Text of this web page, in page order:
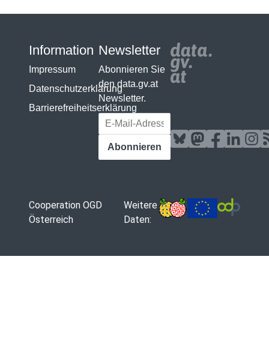
Information
Impressum
Datenschutzerklärung
Barrierefreiheitserklärung
Newsletter
Abonnieren Sie
den data.gv.at
Newsletter.
E-Mail-Adresse
Abonnieren
Cooperation OGD
Österreich
Weitere
Daten: